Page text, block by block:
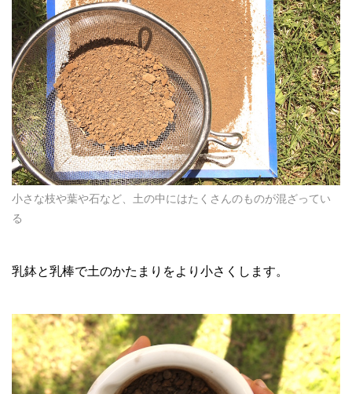
小さな枝や葉や石など、土の中にはたくさんのものが混ざってい
る
乳鉢と乳棒で土のかたまりをより小さくします。